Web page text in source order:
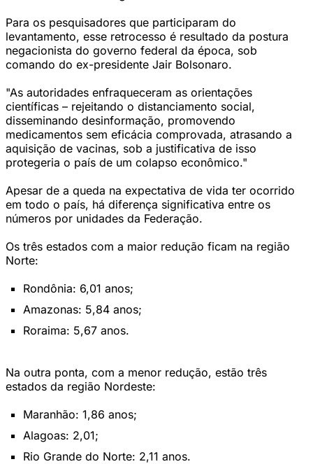
Para os pesquisadores que participaram do
levantamento, esse retrocesso é resultado da postura
negacionista do governo federal da época, sob
comando do ex-presidente Jair Bolsonaro.
"As autoridades enfraqueceram as orientações
científicas – rejeitando o distanciamento social,
disseminando desinformação, promovendo
medicamentos sem eficácia comprovada, atrasando a
aquisição de vacinas, sob a justificativa de isso
protegeria o país de um colapso econômico."
Apesar de a queda na expectativa de vida ter ocorrido
em todo o país, há diferença significativa entre os
números por unidades da Federação.
Os três estados com a maior redução ficam na região
Norte:
Rondônia: 6,01 anos;
Amazonas: 5,84 anos;
Roraima: 5,67 anos.
Na outra ponta, com a menor redução, estão três
estados da região Nordeste:
Maranhão: 1,86 anos;
Alagoas: 2,01;
Rio Grande do Norte: 2,11 anos.